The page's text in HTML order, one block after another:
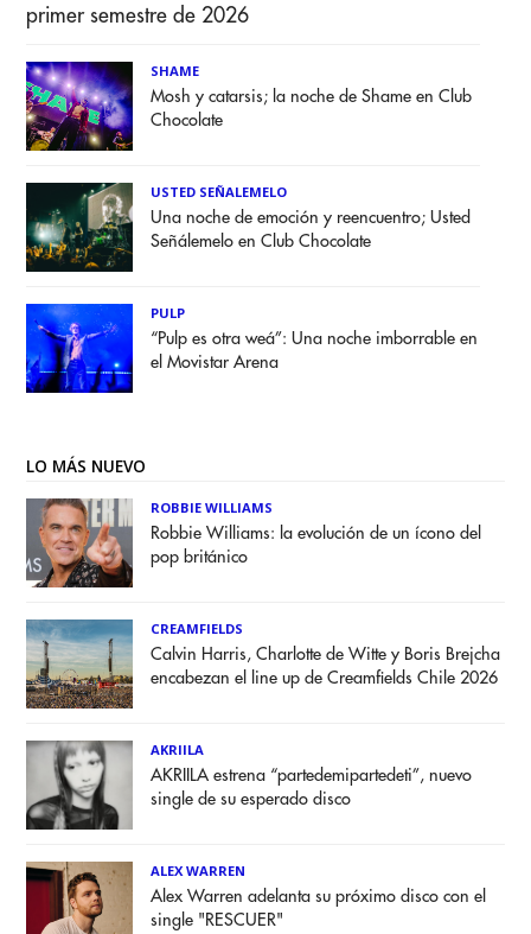
primer semestre de 2026
SHAME
Mosh y catarsis; la noche de Shame en Club
Chocolate
USTED SEÑALEMELO
Una noche de emoción y reencuentro; Usted
Señálemelo en Club Chocolate
PULP
“Pulp es otra weá”: Una noche imborrable en
el Movistar Arena
LO MÁS NUEVO
ROBBIE WILLIAMS
Robbie Williams: la evolución de un ícono del
pop británico
CREAMFIELDS
Calvin Harris, Charlotte de Witte y Boris Brejcha
encabezan el line up de Creamfields Chile 2026
AKRIILA
AKRIILA estrena “partedemipartedeti”, nuevo
single de su esperado disco
ALEX WARREN
Alex Warren adelanta su próximo disco con el
single "RESCUER"